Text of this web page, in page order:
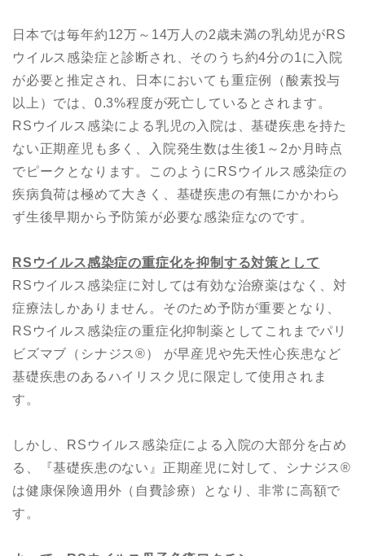
日本では毎年約12万～14万人の2歳未満の乳幼児がRS
ウイルス感染症と診断され、そのうち約4分の1に入院
が必要と推定され、日本においても重症例（酸素投与
以上）では、0.3%程度が死亡しているとされます。
RSウイルス感染による乳児の入院は、基礎疾患を持た
ない正期産児も多く、入院発生数は生後1～2か月時点
でピークとなります。このようにRSウイルス感染症の
疾病負荷は極めて大きく、基礎疾患の有無にかかわら
ず生後早期から予防策が必要な感染症なのです。
RS ウイルス感染症の重症化を抑制 する対策として
RSウイルス感染症に対しては有効な治療薬はなく、対
症療法しかありません。そのため予防が重要となり、
RSウイルス感染症の重症化抑制薬としてこれまでパリ
ビズマブ（シナジス®︎） が早産児や先天性心疾患など
基礎疾患のあるハイリスク児に限定して使用されま
す。
しかし、RSウイルス感染症による入院の大部分を占め
る、『基礎疾患のない』正期産児に対して、シナジス®︎
は健康保険適用外（自費診療）となり、非常に高額で
す。